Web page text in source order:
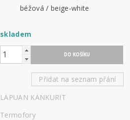
béžová / beige-white
skladem
Přidat na seznam přání
LAPUAN KANKURIT
Termofory